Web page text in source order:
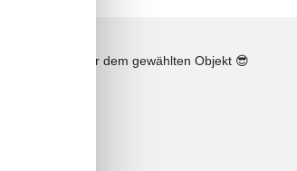
Sonnenstand über dem gewählten Objekt 😎